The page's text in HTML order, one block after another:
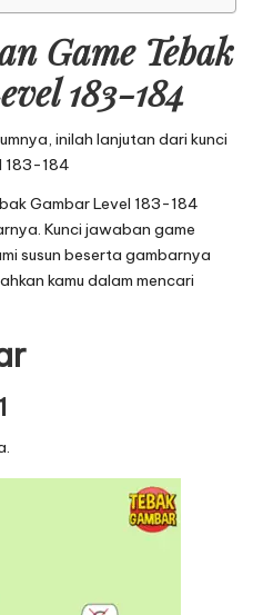
Game Tebak
183-184
inilah lanjutan dari kunci
183-184
Gambar Level 183-184
Kunci jawaban game
susun beserta gambarnya
kamu dalam mencari